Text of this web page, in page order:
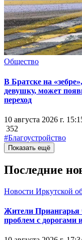
Общество
В Братске на
девушку, может
переход
10 августа 2026 г.
352
#Благоустройство
Показать ещё
Последние
Новости Иркутской
Жители Приангарья
проблем с дорогами